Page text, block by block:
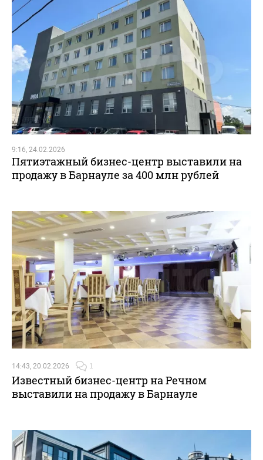
9:16, 24.02.2026
Пятиэтажный бизнес-центр выставили на
продажу в Барнауле за 400 млн рублей
14:43, 20.02.2026 1
Известный бизнес-центр на Речном
выставили на продажу в Барнауле